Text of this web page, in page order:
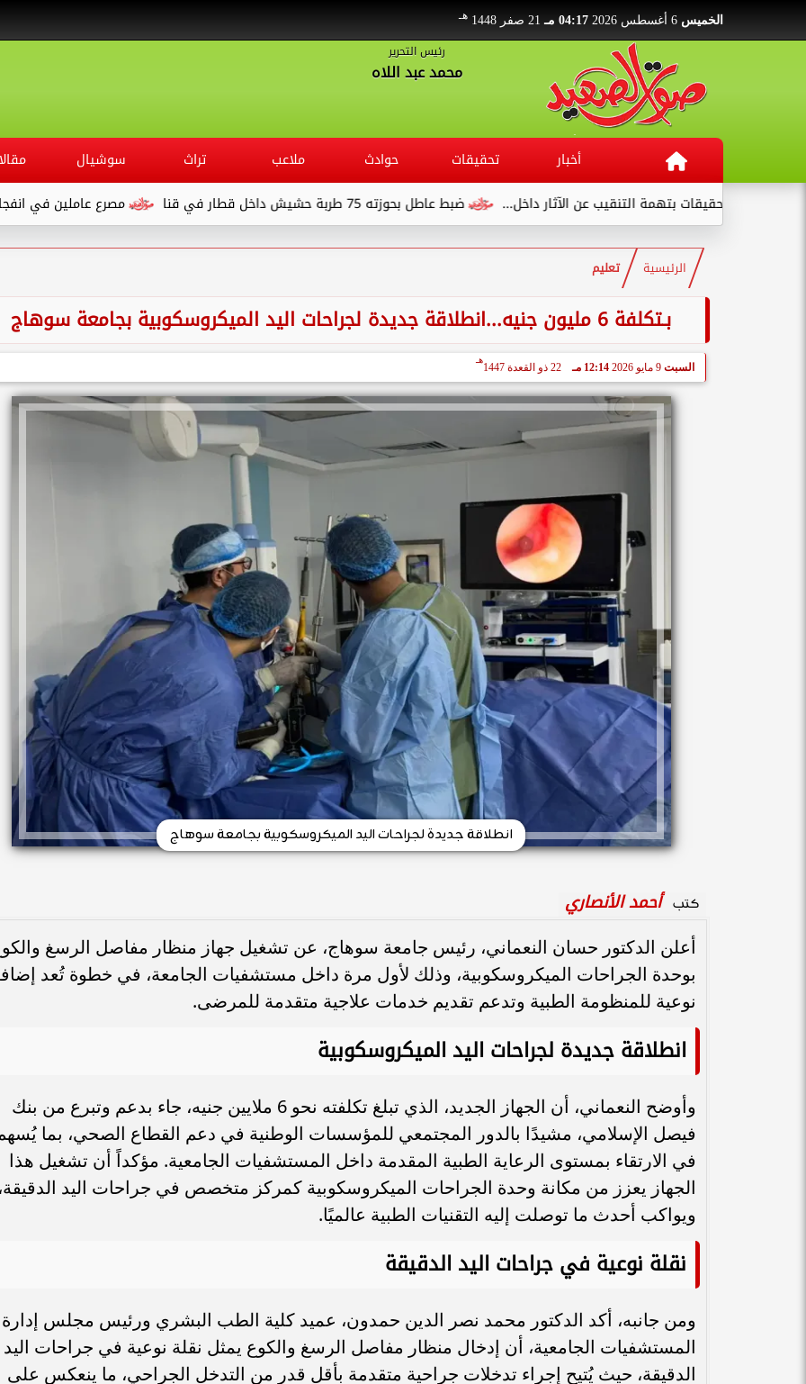
الخميس 04:17 مـ 21 صفر 1448 هـ
رئيس التحرير
محمد عبد اللاه
أخبار تحقيقات حوادث ملاعب تراث سوشيال
مصرع عاملين في انفجار خزان
ضبط عاطل بحوزته 75 طربة حشيش داخل قطار في قنا
الرئيسية تعليم
بـتكلفة 6 مليون جنيه...انطلاقة جديدة لجراحات اليد الميكروسكوبية بجامعة سوهاج
السبت 9 مايو 2026 12:14 مـ 22 ذو القعدة 1447
هـ
انطلاقة جديدة لجراحات اليد الميكروسكوبية بجامعة سوهاج
كتب أحمد الأنصاري
أعلن الدكتور حسان النعماني، رئيس جامعة سوهاج، عن تشغيل جهاز منظار مفاصل الرسغ
بوحدة الجراحات الميكروسكوبية، وذلك لأول مرة داخل مستشفيات الجامعة، في خطوة تُعد
نوعية للمنظومة الطبية وتدعم تقديم خدمات علاجية متقدمة للمرضى.
انطلاقة جديدة لجراحات اليد الميكروسكوبية
وأوضح النعماني، أن الجهاز الجديد، الذي تبلغ تكلفته نحو 6 ملايين جنيه، جاء بدعم وتبرع من بنك
فيصل الإسلامي، مشيدًا بالدور المجتمعي للمؤسسات الوطنية في دعم القطاع الصحي، بما
في الارتقاء بمستوى الرعاية الطبية المقدمة داخل المستشفيات الجامعية. مؤكداً أن تشغيل هذا
الجهاز يعزز من مكانة وحدة الجراحات الميكروسكوبية كمركز متخصص في جراحات اليد
ويواكب أحدث ما توصلت إليه التقنيات الطبية عالميًا.
نقلة نوعية في جراحات اليد الدقيقة
ومن جانبه، أكد الدكتور محمد نصر الدين حمدون، عميد كلية الطب البشري ورئيس مجلس إدارة
المستشفيات الجامعية، أن إدخال منظار مفاصل الرسغ والكوع يمثل نقلة نوعية في جراحات اليد
الدقيقة، حيث يُتيح إجراء تدخلات جراحية متقدمة بأقل قدر من التدخل الجراحي، ما ينعكس على